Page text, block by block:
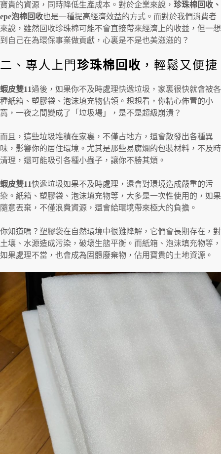
寶貴的資源，同時降低生產成本。對於企業來說， 珍珠棉回收、
epe泡棉回收也是一種提高經濟效益的方式。而對於我們消費者
來說，雖然回收珍珠棉可能不會直接帶來經濟上的收益，但一想
到自己在為環保事業做貢獻，心裏是不是也美滋滋的？
二、專人上門 珍珠棉回收 ，輕鬆又便捷
蝦皮雙11過後，如果你不及時處理快遞垃圾，家裏很快就會被各
種紙箱、塑膠袋、泡沫填充物佔領。想想看，你精心佈置的小
窩，一夜之間變成了「垃圾場」，是不是超級崩潰？
而且，這些垃圾堆積在家裏，不僅占地方，還會散發出各種異
味，影響你的居住環境。尤其是那些易腐爛的包裝材料，不及時
清理，還可能吸引各種小蟲子，讓你不勝其煩。
蝦皮雙11快遞垃圾如果不及時處理，還會對環境造成嚴重的污
染。紙箱、塑膠袋、泡沫填充物等，大多是一次性使用的，如果
隨意丟棄，不僅浪費資源，還會給環境帶來極大的負擔。
你知道嗎？塑膠袋在自然環境中很難降解，它們會長期存在，對
土壤、水源造成污染，破壞生態平衡。而紙箱、泡沫填充物等，
如果處理不當，也會成為固體廢棄物，佔用寶貴的土地資源。